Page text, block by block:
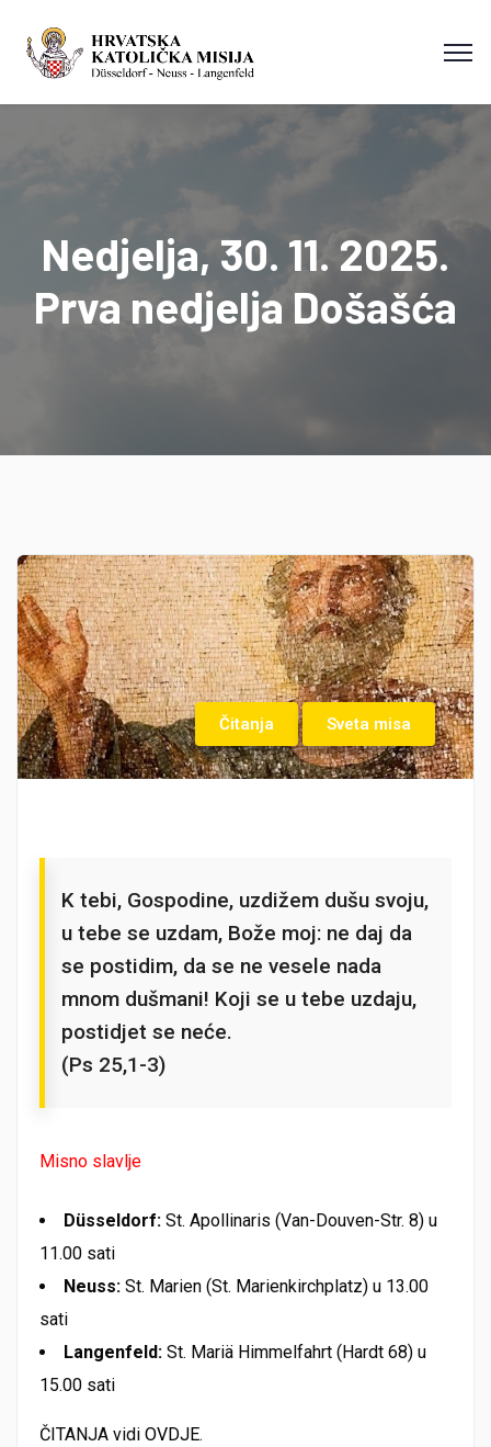
Nedjelja, 30. 11. 2025.
Prva nedjelja Došašća
Čitanja Sveta misa
K tebi, Gospodine, uzdižem dušu svoju,
u tebe se uzdam, Bože moj: ne daj da
se postidim, da se ne vesele nada
mnom dušmani! Koji se u tebe uzdaju,
postidjet se neće.
(Ps 25,1-3)
Misno slavlje
Düsseldorf: St. Apollinaris (Van-Douven-Str. 8) u
11.00 sati
Neuss: St. Marien (St. Marienkirchplatz) u 13.00
sati
Langenfeld: St. Mariä Himmelfahrt (Hardt 68) u
15.00 sati
ČITANJA vidi OVDJE.